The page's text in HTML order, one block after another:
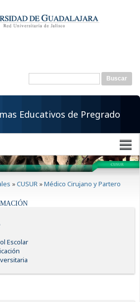
contenido
principal
Formulario de
Buscar
Educativos de Pregrado
»CUSUR »Médico Cirujano y Partero
Escolar